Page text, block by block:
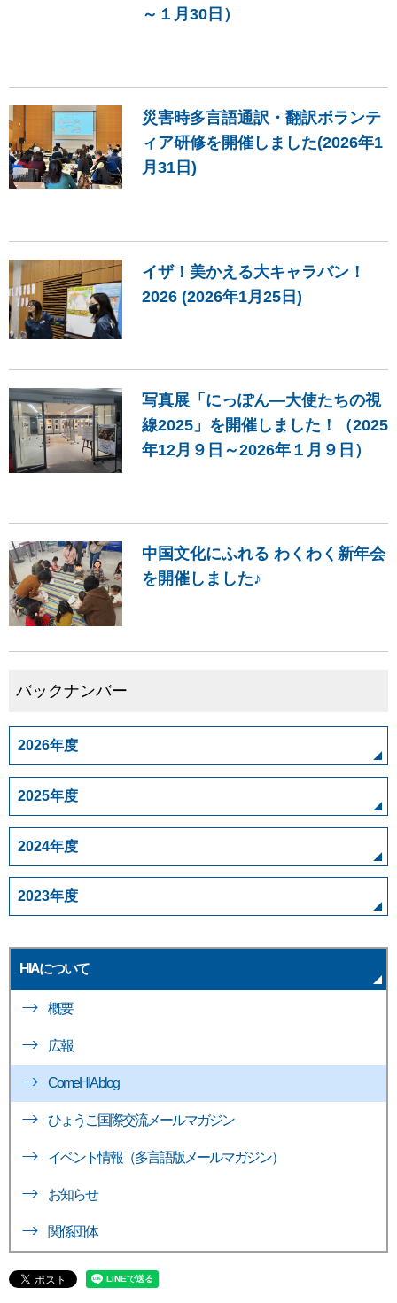
～１月30日）
災害時多言語通訳・翻訳ボランテ
ィア研修を開催しました(2026年1
月31日)
イザ！美かえる大キャラバン！
2026 (2026年1月25日)
写真展「にっぽん―大使たちの視
線2025」を開催しました！（2025
年12月９日～2026年１月９日）
中国文化にふれる わくわく新年会
を開催しました♪
バックナンバー
2026年度
2025年度
2024年度
2023年度
HIAについて
概要
広報
ComeHIA blog
ひょうご国際交流メールマガジン
イベント情報（多言語版メールマガジン）
お知らせ
関係団体